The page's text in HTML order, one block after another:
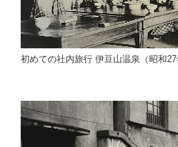
初めての社内旅行 伊豆山温泉（昭和27